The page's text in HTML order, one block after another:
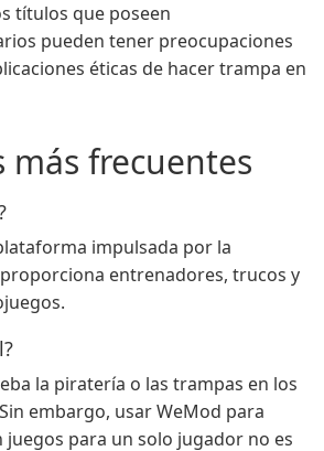
títulos que poseen
pueden tener preocupaciones
éticas de hacer trampa en
más frecuentes
impulsada por la
entrenadores, trucos y
la piratería o las trampas en los
embargo, usar WeMod para
juegos para un solo jugador no es